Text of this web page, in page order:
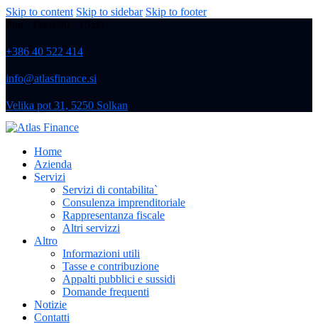
Skip to content Skip to sidebar Skip to footer
+386 40 522 414
info@atlasfinance.si
Velika pot 31, 5250 Solkan
Home
Azienda
Servizi
Servizi di contabilita`
Consulenza imprenditoriale
Rappresentanza fiscale
Altri servizzi
Altro
Informazioni utili
Tasse e contribuzione
Appalti pubblici e sussidi
Domande frequenti
Notizie
Contatti